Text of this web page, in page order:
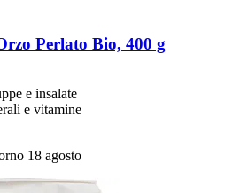
Perlato Bio, 400 g
e insalate
e vitamine
18 agosto